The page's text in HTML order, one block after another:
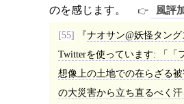
のを感じます。 風評
[55]
ナオサン@妖怪タン
Twitterを使っています: 「「
想像上の土地での在らざる
の大災害から立ち直るべく